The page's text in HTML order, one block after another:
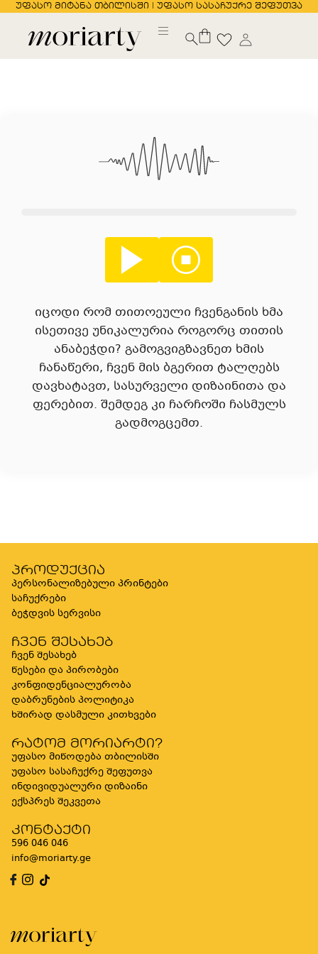
უფასო მიტანა თბილისში | უფასო სასაჩუქრე შეფუთვა
იცოდი რომ თითოეული ჩვენგანის ხმა
ისეთივე უნიკალურია როგორც თითის
ანაბეჭდი? გამოგვიგზავნეთ ხმის
ჩანაწერი, ჩვენ მის ბგერით ტალღებს
დავხატავთ, სასურველი დიზაინითა და
ფერებით. შემდეგ კი ჩარჩოში ჩასმულს
გადმოგცემთ.
პროდუქცია
პერსონალიზებული პრინტები
საჩუქრები
ბეჭდვის სერვისი
ჩვენ შესახებ
ჩვენ შესახებ
წესები და პირობები
კონფიდენციალურობა
დაბრუნების პოლიტიკა
ხშირად დასმული კითხვები
რატომ მორიარტი?
უფასო მიწოდება თბილისში
უფასო სასაჩუქრე შეფუთვა
ინდივიდუალური დიზაინი
ექსპრეს შეკვეთა
კონტაქტი
596 046 046
info@moriarty.ge